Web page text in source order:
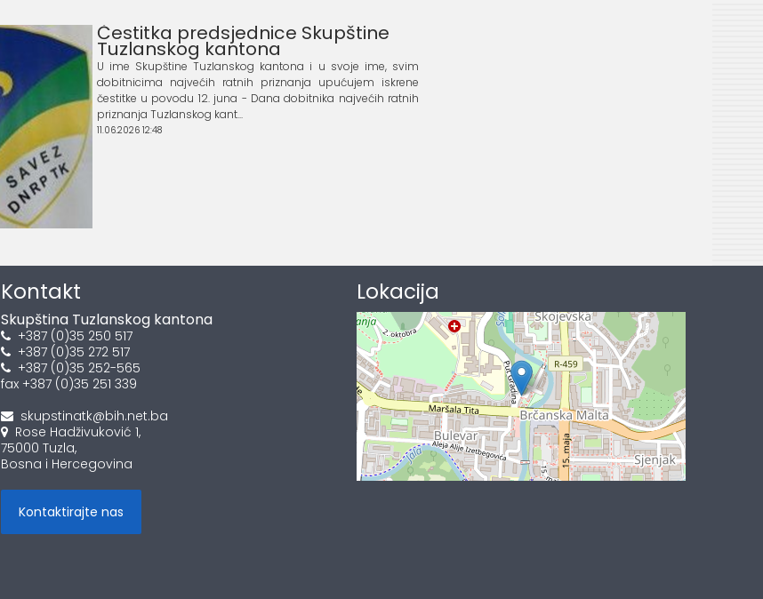
Čestitka predsjednice Skupštine
Tuzlanskog kantona
U ime Skupštine Tuzlanskog kantona i u svoje ime, svim
dobitnicima najvećih ratnih priznanja upućujem iskrene
čestitke u povodu 12. juna - Dana dobitnika najvećih ratnih
priznanja Tuzlanskog kant...
11.06.2026 12:48
Kontakt
Skupština Tuzlanskog kantona
+387 (0)35 250 517
+387 (0)35 272 517
+387 (0)35 252-565
fax +387 (0)35 251 339
skupstinatk@bih.net.ba
Rose Hadživuković 1,
75000 Tuzla,
Bosna i Hercegovina
Kontaktirajte nas
Lokacija